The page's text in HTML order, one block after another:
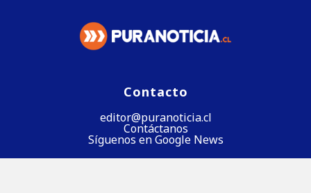
Contacto
editor@puranoticia.cl
Contáctanos
Síguenos en Google News